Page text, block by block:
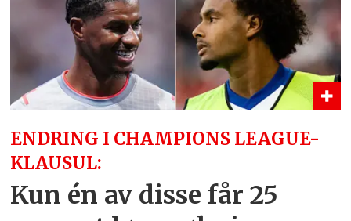
ENDRING I CHAMPIONS LEAGUE-
KLAUSUL:
Kun én av disse får 25